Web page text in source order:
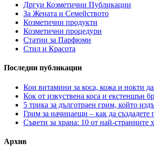
Дргуи Козметични Публикации
За Жената и Семейството
Козметични продукти
Козметични процедури
Статии за Парфюми
Стил и Красота
Последни публикации
Кои витамини за коса, кожа и нокти
Кок от изкуствена коса и екстеншън
5 трика за дълготраен грим, който
Грим за начинаещи – как да създадете
Съвети за храна: 10 от най-странните
Архив